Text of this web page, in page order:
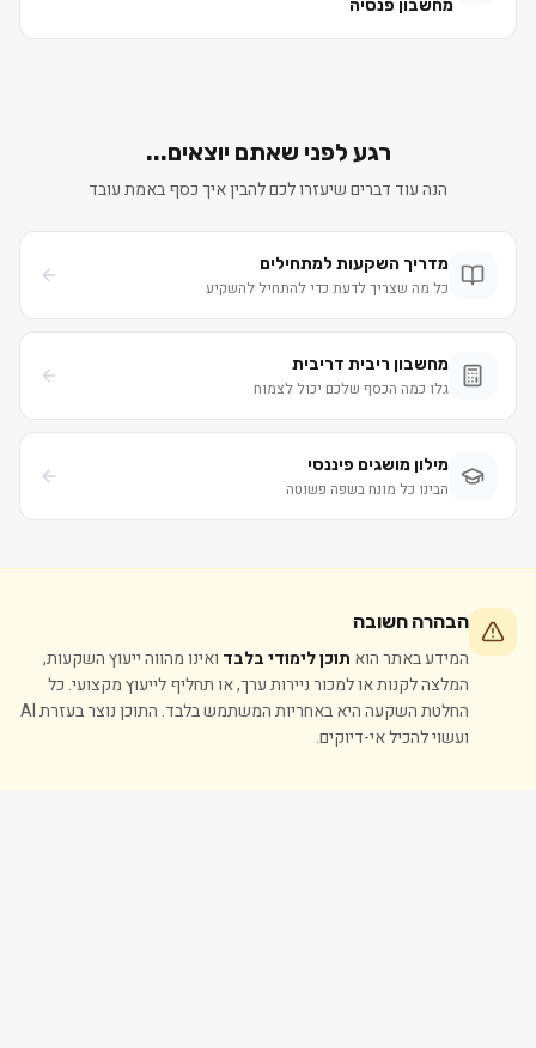
מחשבון פנסיה
רגע לפני שאתם יוצאים...
הנה עוד דברים שיעזרו לכם להבין איך כסף באמת עובד
מדריך השקעות למתחילים
כל מה שצריך לדעת כדי להתחיל להשקיע
מחשבון ריבית דריבית
גלו כמה הכסף שלכם יכול לצמוח
מילון מושגים פיננסי
הבינו כל מונח בשפה פשוטה
הבהרה חשובה
המידע באתר הוא תוכן לימודי בלבד ואינו מהווה ייעוץ השקעות,
המלצה לקנות או למכור ניירות ערך, או תחליף לייעוץ מקצועי. כל
החלטת השקעה היא באחריות המשתמש בלבד. התוכן נוצר בעזרת AI
ועשוי להכיל אי-דיוקים.